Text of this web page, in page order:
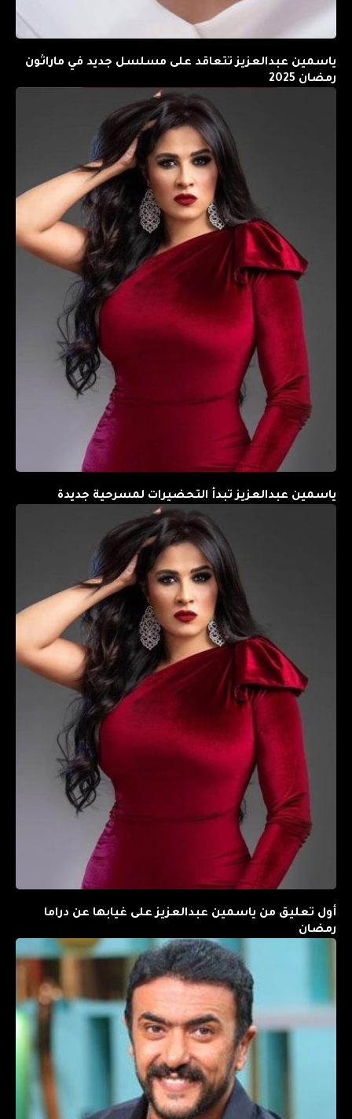
ياسمين عبدالعزيز تتعاقد على مسلسل جديد في ماراثون
رمضان 2025
ياسمين عبدالعزيز تبدأ التحضيرات لمسرحية جديدة
أول تعليق من ياسمين عبدالعزيز على غيابها عن دراما
رمضان